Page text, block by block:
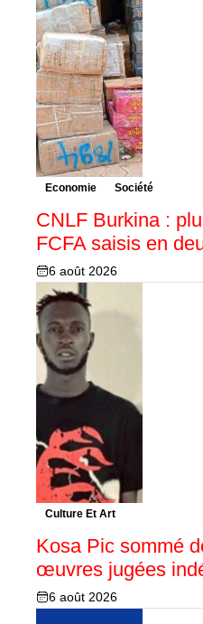
Economie Société
CNLF Burkina :
FCFA saisis en
6 août 2026
Culture Et Art
Kosa Pic sommé
œuvres jugées
6 août 2026